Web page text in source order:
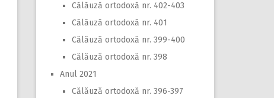
Călăuză ortodoxă nr. 402-403
Călăuză ortodoxă nr. 401
Călăuză ortodoxă nr. 399-400
Călăuză ortodoxă nr. 398
Anul 2021
Călăuză ortodoxă nr. 396-397